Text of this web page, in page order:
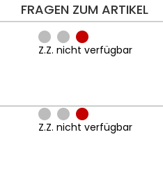
FRAGEN ZUM ARTIKEL
Z.Z. nicht verfügbar
Z.Z. nicht verfügbar